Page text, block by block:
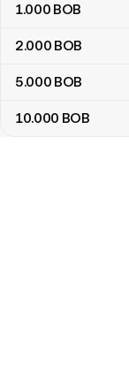
1.000 BOB
2.000 BOB
5.000 BOB
10.000 BOB